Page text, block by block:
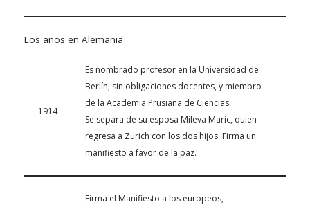
Los años en Alemania
1914
Es nombrado profesor en la Universidad de
Berlín, sin obligaciones docentes, y miembro
de la Academia Prusiana de Ciencias.
Se separa de su esposa Mileva Maric, quien
regresa a Zurich con los dos hijos. Firma un
manifiesto a favor de la paz.
Firma el Manifiesto a los europeos,